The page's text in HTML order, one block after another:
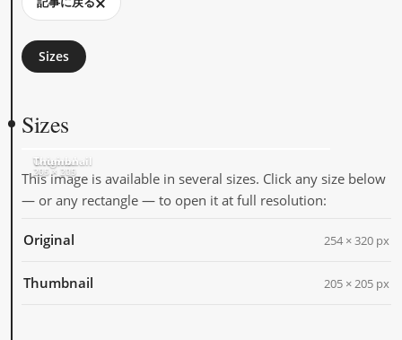
Sizes
Sizes
Original
254 × 320
Thumbnail
205 × 205
This image is available in several sizes. Click any size below
— or any rectangle — to open it at full resolution:
Original 254 × 320 px
Thumbnail 205 × 205 px